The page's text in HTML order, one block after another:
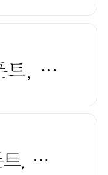
당신이 찾던 그 폰트, 헤매지 말고 바로 폰코!
당신이 찾던 그 폰트, 헤매지 말고 바로 폰코!